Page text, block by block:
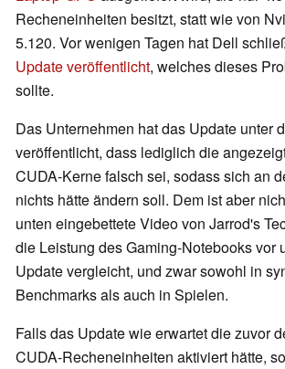
Recheneinheiten besitzt, statt wie von
5.120. Vor wenigen Tagen hat Dell
Update veröffentlicht, welches dieses
sollte.
Das Unternehmen hat das Update unter
veröffentlicht, dass lediglich die
CUDA-Kerne falsch sei, sodass sich an
nichts hätte ändern soll. Dem ist aber
unten eingebettete Video von Jarrod's
die Leistung des Gaming-Notebooks vor
Update vergleicht, und zwar sowohl in
Benchmarks als auch in Spielen.
Falls das Update wie erwartet die zuvor
CUDA-Recheneinheiten aktiviert hätte,